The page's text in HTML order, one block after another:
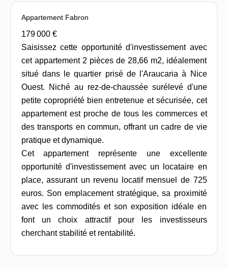
Appartement Fabron
179 000 €
Saisissez cette opportunité d'investissement avec
cet appartement 2 pièces de 28,66 m2, idéalement
situé dans le quartier prisé de l'Araucaria à Nice
Ouest. Niché au rez-de-chaussée surélevé d'une
petite copropriété bien entretenue et sécurisée, cet
appartement est proche de tous les commerces et
des transports en commun, offrant un cadre de vie
pratique et dynamique.
Cet appartement représente une excellente
opportunité d'investissement avec un locataire en
place, assurant un revenu locatif mensuel de 725
euros. Son emplacement stratégique, sa proximité
avec les commodités et son exposition idéale en
font un choix attractif pour les investisseurs
cherchant stabilité et rentabilité.